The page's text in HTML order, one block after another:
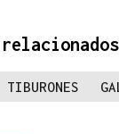
relacionados
TIBURONES